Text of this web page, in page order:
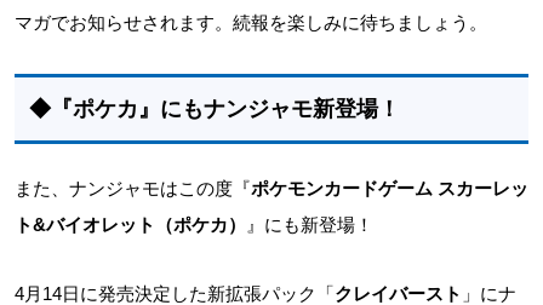
マガでお知らせされます。続報を楽しみに待ちましょう。
◆『ポケカ』にもナンジャモ新登場！
また、ナンジャモはこの度『ポケモンカードゲーム スカーレッ
ト&バイオレット（ポケカ）
』にも新登場！
4月14日に発売決定した新拡張パック「クレイバースト 」にナ